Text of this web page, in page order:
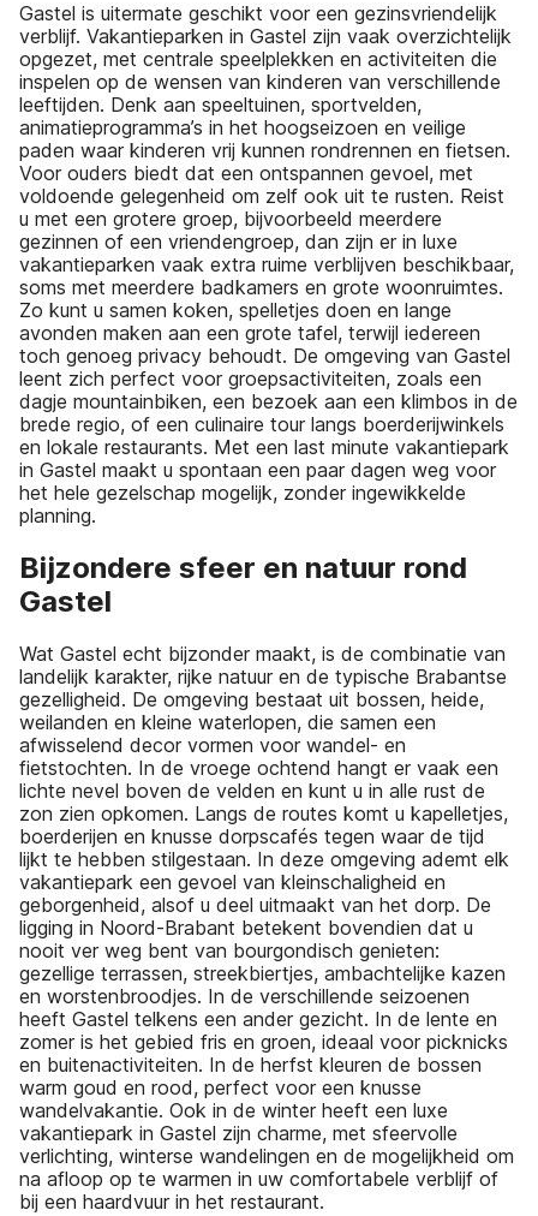
Gastel is uitermate geschikt voor een gezinsvriendelijk
verblijf. Vakantieparken in Gastel zijn vaak overzichtelijk
opgezet, met centrale speelplekken en activiteiten die
inspelen op de wensen van kinderen van verschillende
leeftijden. Denk aan speeltuinen, sportvelden,
animatieprogramma’s in het hoogseizoen en veilige
paden waar kinderen vrij kunnen rondrennen en fietsen.
Voor ouders biedt dat een ontspannen gevoel, met
voldoende gelegenheid om zelf ook uit te rusten. Reist
u met een grotere groep, bijvoorbeeld meerdere
gezinnen of een vriendengroep, dan zijn er in luxe
vakantieparken vaak extra ruime verblijven beschikbaar,
soms met meerdere badkamers en grote woonruimtes.
Zo kunt u samen koken, spelletjes doen en lange
avonden maken aan een grote tafel, terwijl iedereen
toch genoeg privacy behoudt. De omgeving van Gastel
leent zich perfect voor groepsactiviteiten, zoals een
dagje mountainbiken, een bezoek aan een klimbos in de
brede regio, of een culinaire tour langs boerderijwinkels
en lokale restaurants. Met een last minute vakantiepark
in Gastel maakt u spontaan een paar dagen weg voor
het hele gezelschap mogelijk, zonder ingewikkelde
planning.
Bijzondere sfeer en natuur rond
Gastel
Wat Gastel echt bijzonder maakt, is de combinatie van
landelijk karakter, rijke natuur en de typische Brabantse
gezelligheid. De omgeving bestaat uit bossen, heide,
weilanden en kleine waterlopen, die samen een
afwisselend decor vormen voor wandel- en
fietstochten. In de vroege ochtend hangt er vaak een
lichte nevel boven de velden en kunt u in alle rust de
zon zien opkomen. Langs de routes komt u kapelletjes,
boerderijen en knusse dorpscafés tegen waar de tijd
lijkt te hebben stilgestaan. In deze omgeving ademt elk
vakantiepark een gevoel van kleinschaligheid en
geborgenheid, alsof u deel uitmaakt van het dorp. De
ligging in Noord-Brabant betekent bovendien dat u
nooit ver weg bent van bourgondisch genieten:
gezellige terrassen, streekbiertjes, ambachtelijke kazen
en worstenbroodjes. In de verschillende seizoenen
heeft Gastel telkens een ander gezicht. In de lente en
zomer is het gebied fris en groen, ideaal voor picknicks
en buitenactiviteiten. In de herfst kleuren de bossen
warm goud en rood, perfect voor een knusse
wandelvakantie. Ook in de winter heeft een luxe
vakantiepark in Gastel zijn charme, met sfeervolle
verlichting, winterse wandelingen en de mogelijkheid om
na afloop op te warmen in uw comfortabele verblijf of
bij een haardvuur in het restaurant.